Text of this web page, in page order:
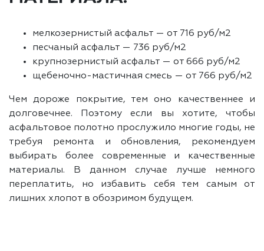
мелкозернистый асфальт — от 716 руб/м2
песчаный асфальт — 736 руб/м2
крупнозернистый асфальт — от 666 руб/м2
щебеночно-мастичная смесь — от 766 руб/м2
Чем дороже покрытие, тем оно качественнее и
долговечнее. Поэтому если вы хотите, чтобы
асфальтовое полотно прослужило многие годы, не
требуя ремонта и обновления, рекомендуем
выбирать более современные и качественные
материалы. В данном случае лучше немного
переплатить, но избавить себя тем самым от
лишних хлопот в обозримом будущем.